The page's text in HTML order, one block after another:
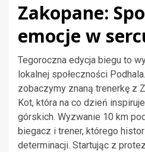
Zakopane:
emocje w
Tegoroczna edycja biegu to
lokalnej społeczności
zobaczymy znaną trenerkę z
Kot, która na co dzień
górskich. Wyzwanie 10 km
biegacz i trener, którego
determinacji. Startując z